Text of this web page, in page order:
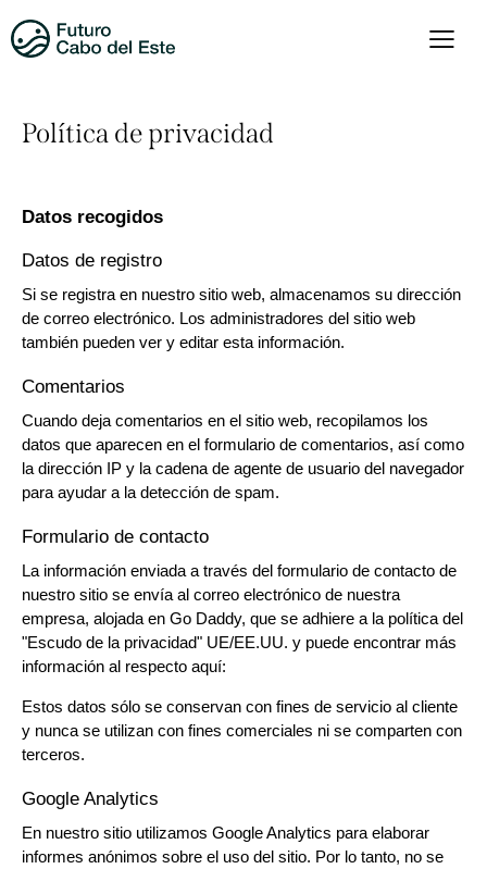
Política de privacidad
Datos recogidos
Datos de registro
Si se registra en nuestro sitio web, almacenamos su dirección
de correo electrónico. Los administradores del sitio web
también pueden ver y editar esta información.
Comentarios
Cuando deja comentarios en el sitio web, recopilamos los
datos que aparecen en el formulario de comentarios, así como
la dirección IP y la cadena de agente de usuario del navegador
para ayudar a la detección de spam.
Formulario de contacto
La información enviada a través del formulario de contacto de
nuestro sitio se envía al correo electrónico de nuestra
empresa, alojada en Go Daddy, que se adhiere a la política del
"Escudo de la privacidad" UE/EE.UU. y puede encontrar más
información al respecto aquí:
Estos datos sólo se conservan con fines de servicio al cliente
y nunca se utilizan con fines comerciales ni se comparten con
terceros.
Google Analytics
En nuestro sitio utilizamos Google Analytics para elaborar
informes anónimos sobre el uso del sitio. Por lo tanto, no se